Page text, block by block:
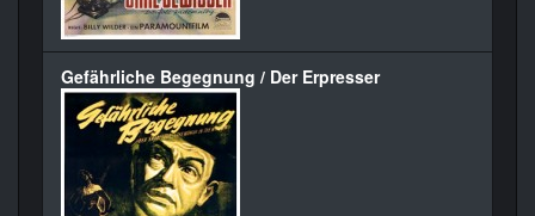
Gefährliche Begegnung / Der Erpresser